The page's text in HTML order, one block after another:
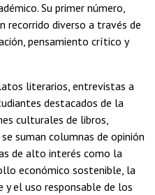
Su primer número,
recorrido diverso a través de
pensamiento crítico y
literarios, entrevistas a
destacados de la
culturales de libros,
suman columnas de opinión
de alto interés como la
económico sostenible, la
y el uso responsable de los